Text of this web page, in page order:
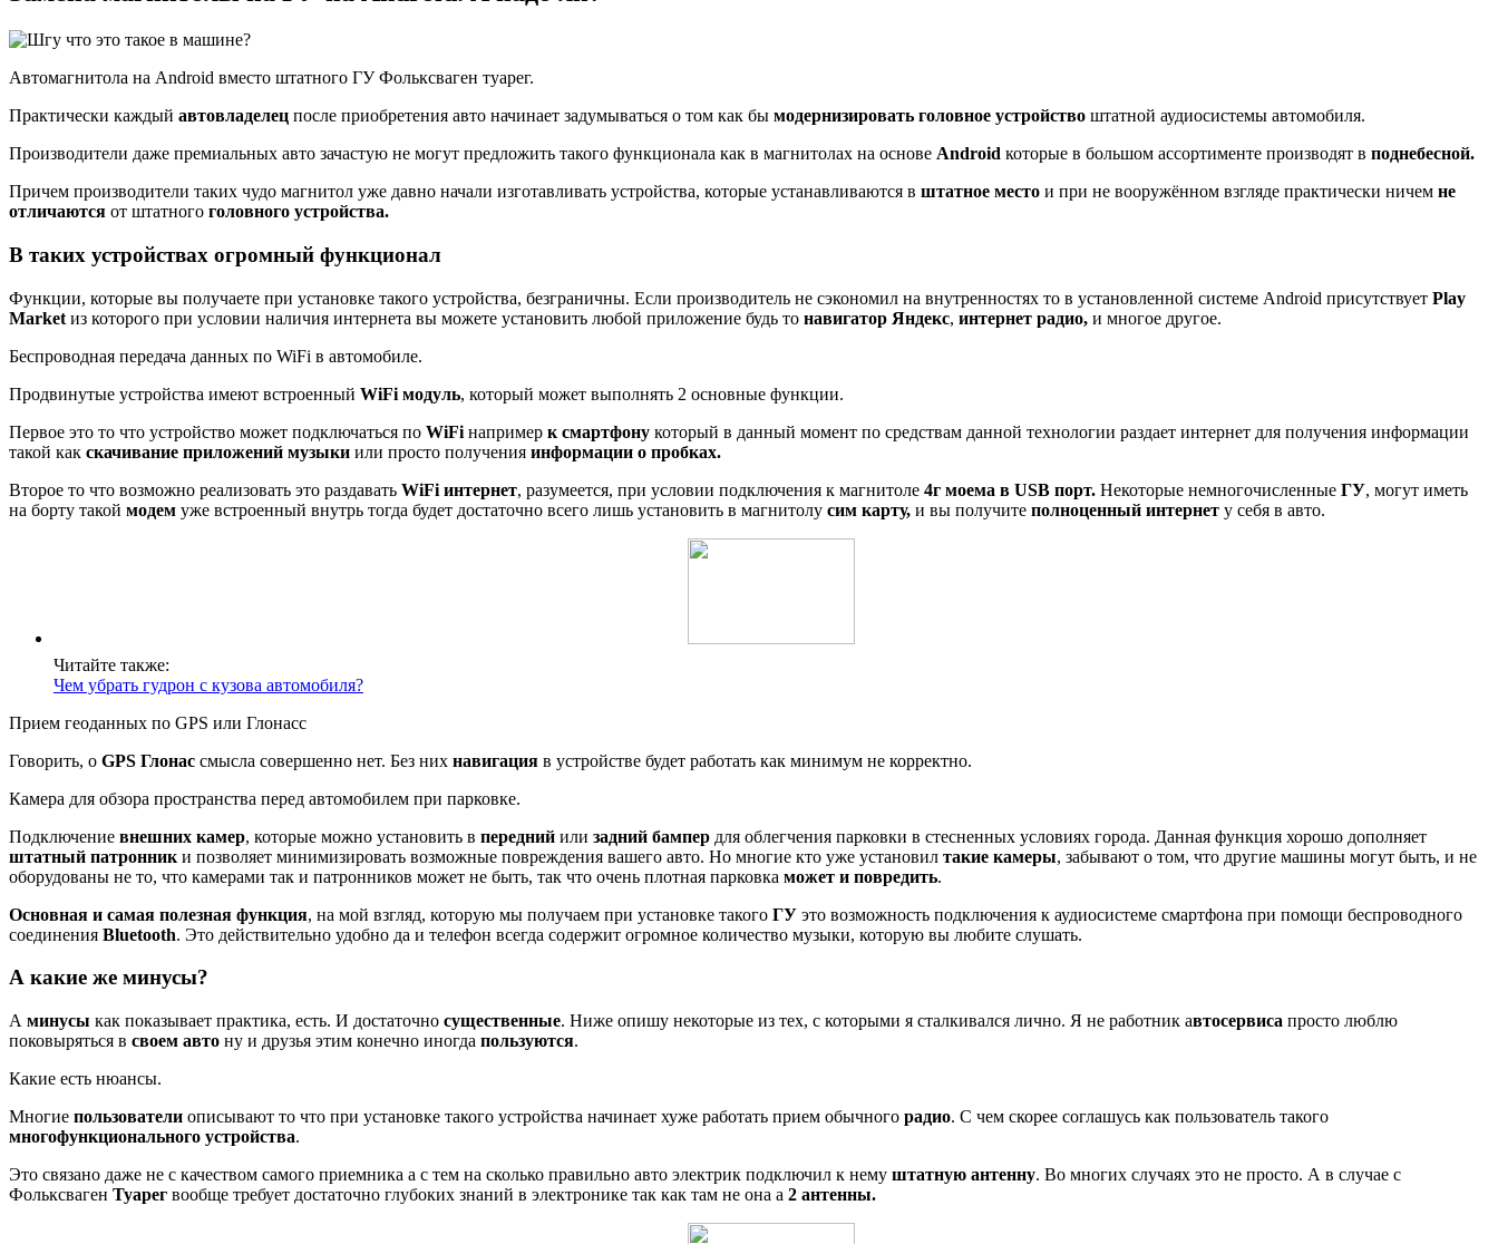
Автомагнитола на Android вместо штатного ГУ Фольксваген туарег.
Практически каждый автовладелец после приобретения авто начинает задумываться о том как бы модернизировать головное устройство штатной аудиосистемы автомобиля.
Производители даже премиальных авто зачастую не могут предложить такого функционала как в магнитолах на основе Android которые в большом ассортименте производят в поднебесной.
Причем производители таких чудо магнитол уже давно начали изготавливать устройства, которые устанавливаются в штатное место и при не вооружённом взгляде практически ничем не
отличаются от штатного головного устройства.
В таких устройствах огромный функционал
Функции, которые вы получаете при установке такого устройства, безграничны. Если производитель не сэкономил на внутренностях то в установленной системе Android присутствует Play
Market из которого при условии наличия интернета вы можете установить любой приложение будь то навигатор Яндекс, интернет радио, и многое другое.
Беспроводная передача данных по WiFi в автомобиле.
Продвинутые устройства имеют встроенный WiFi модуль, который может выполнять 2 основные функции.
Первое это то что устройство может подключаться по WiFi например к смартфону который в данный момент по средствам данной технологии раздает интернет для получения информации
такой как скачивание приложений музыки или просто получения информации о пробках.
Второе то что возможно реализовать это раздавать WiFi интернет, разумеется, при условии подключения к магнитоле 4г моема в USB порт. Некоторые немногочисленные ГУ, могут иметь
на борту такой модем уже встроенный внутрь тогда будет достаточно всего лишь установить в магнитолу сим карту, и вы получите полноценный интернет у себя в авто.
Читайте также:
Чем убрать гудрон с кузова автомобиля?
Прием геоданных по GPS или Глонасс
Говорить, о GPS Глонас смысла совершенно нет. Без них навигация в устройстве будет работать как минимум не корректно.
Камера для обзора пространства перед автомобилем при парковке.
Подключение внешних камер, которые можно установить в передний или задний бампер для облегчения парковки в стесненных условиях города. Данная функция хорошо дополняет
штатный патронник и позволяет минимизировать возможные повреждения вашего авто. Но многие кто уже установил такие камеры, забывают о том, что другие машины могут быть, и не
оборудованы не то, что камерами так и патронников может не быть, так что очень плотная парковка может и повредить.
Основная и самая полезная функция, на мой взгляд, которую мы получаем при установке такого ГУ это возможность подключения к аудиосистеме смартфона при помощи беспроводного
соединения Bluetooth. Это действительно удобно да и телефон всегда содержит огромное количество музыки, которую вы любите слушать.
А какие же минусы?
А минусы как показывает практика, есть. И достаточно существенные. Ниже опишу некоторые из тех, с которыми я сталкивался лично. Я не работник автосервиса просто люблю
поковыряться в своем авто ну и друзья этим конечно иногда пользуются.
Какие есть нюансы.
Многие пользователи описывают то что при установке такого устройства начинает хуже работать прием обычного радио. С чем скорее соглашусь как пользователь такого
многофункционального устройства.
Это связано даже не с качеством самого приемника а с тем на сколько правильно авто электрик подключил к нему штатную антенну. Во многих случаях это не просто. А в случае с
Фольксваген Туарег вообще требует достаточно глубоких знаний в электронике так как там не она а 2 антенны.